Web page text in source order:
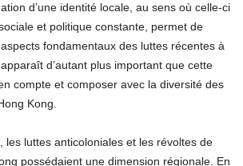
d’une identité locale, au sens où celle-ci
et politique constante, permet de
fondamentaux des luttes récentes à
d’autant plus important que cette
compte et composer avec la diversité des
Kong.
les luttes anticoloniales et les révoltes de
possédaient une dimension régionale. En